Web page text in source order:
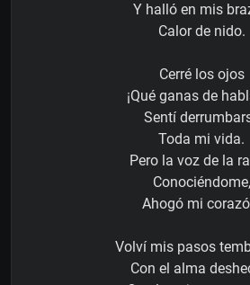
Y halló en mis
Calor de nido.
Cerré los ojos
¡Qué ganas de
Sentí
Toda mi vida.
Pero la voz de la
Conociéndome,
Ahogó mi
Volví mis pasos
Con el alma